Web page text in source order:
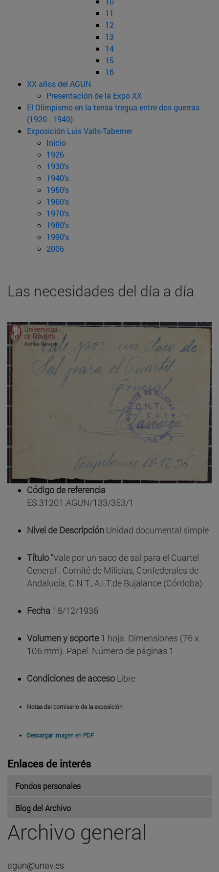
11
12
13
14
15
16
XX años del AGUN
Presentación de la Expo XX
El Olimpismo en la tensa tregua entre dos guerras
(1920 - 1940)
Exposición Luis Valls-Taberner
Inicio
1926
1930's
1940's
1950's
1960's
1970's
1980's
1990's
2006
Las necesidades del día a día
Código de referencia
ES.31201.AGUN/133/353/1
Nivel de Descripción Unidad documental simple
Título "Vale por un saco de sal para el Cuartel
General". Comité de Milicias, Confederales de
Andalucía, C.N.T., A.I.T.de Bujalance (Córdoba)
Fecha 18/12/1936
Volumen y soporte1 hoja. Dimensiones (76 x
106 mm). Papel. Número de páginas 1
Condiciones de acceso Libre
Notas del comisario de la exposición
Descargar imagen en PDF
Enlaces de interés
Fondos personales
Blog del Archivo
Archivo general
agun@unav.es